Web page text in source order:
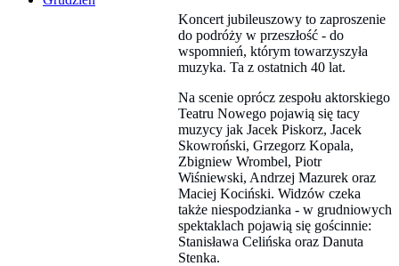
Koncert jubileuszowy to zaproszenie
do podróży w przeszłość - do
wspomnień, którym towarzyszyła
muzyka. Ta z ostatnich 40 lat.
Na scenie oprócz zespołu aktorskiego
Teatru Nowego pojawią się tacy
muzycy jak Jacek Piskorz, Jacek
Skowroński, Grzegorz Kopala,
Zbigniew Wrombel, Piotr
Wiśniewski, Andrzej Mazurek oraz
Maciej Kociński. Widzów czeka
także niespodzianka - w grudniowych
spektaklach pojawią się gościnnie:
Stanisława Celińska oraz Danuta
Stenka.